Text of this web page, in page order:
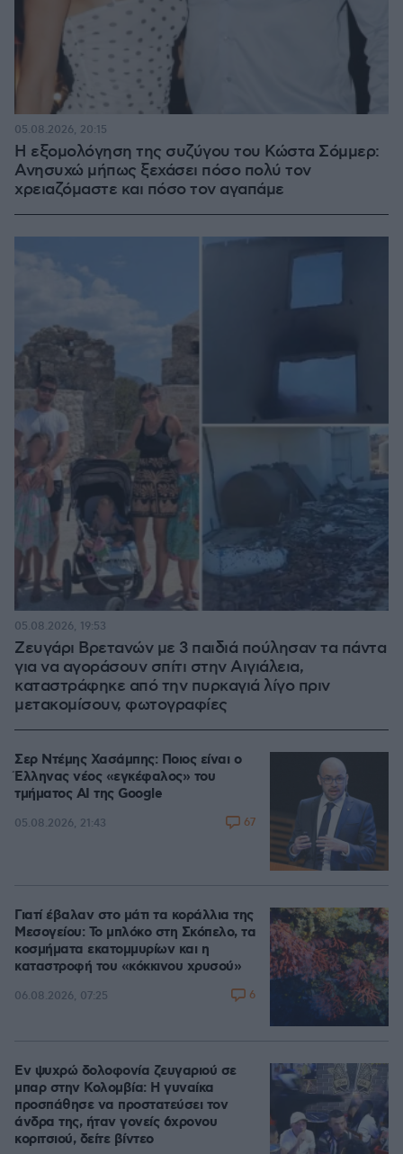
Η εξομολόγηση της συζύγου του Κώστα Σόμμερ:
Ανησυχώ μήπως ξεχάσει πόσο πολύ τον
χρειαζόμαστε και πόσο τον αγαπάμε
05.08.2026, 20:15
Ζευγάρι Βρετανών με 3 παιδιά πούλησαν τα πάντα
για να αγοράσουν σπίτι στην Αιγιάλεια,
καταστράφηκε από την πυρκαγιά λίγο πριν
μετακομίσουν, φωτογραφίες
05.08.2026, 19:53
Σερ Ντέμης Χασάμπης: Ποιος είναι ο
Έλληνας νέος «εγκέφαλος» του
τμήματος AI της Google
05.08.2026, 21:43 67
Γιατί έβαλαν στο μάτι τα κοράλλια της
Μεσογείου: Το μπλόκο στη Σκόπελο, τα
κοσμήματα εκατομμυρίων και η
καταστροφή του «κόκκινου χρυσού»
06.08.2026, 07:25 6
Εν ψυχρώ δολοφονία ζευγαριού σε
μπαρ στην Κολομβία: Η γυναίκα
προσπάθησε να προστατεύσει τον
άνδρα της, ήταν γονείς 6χρονου
κοριτσιού, δείτε βίντεο